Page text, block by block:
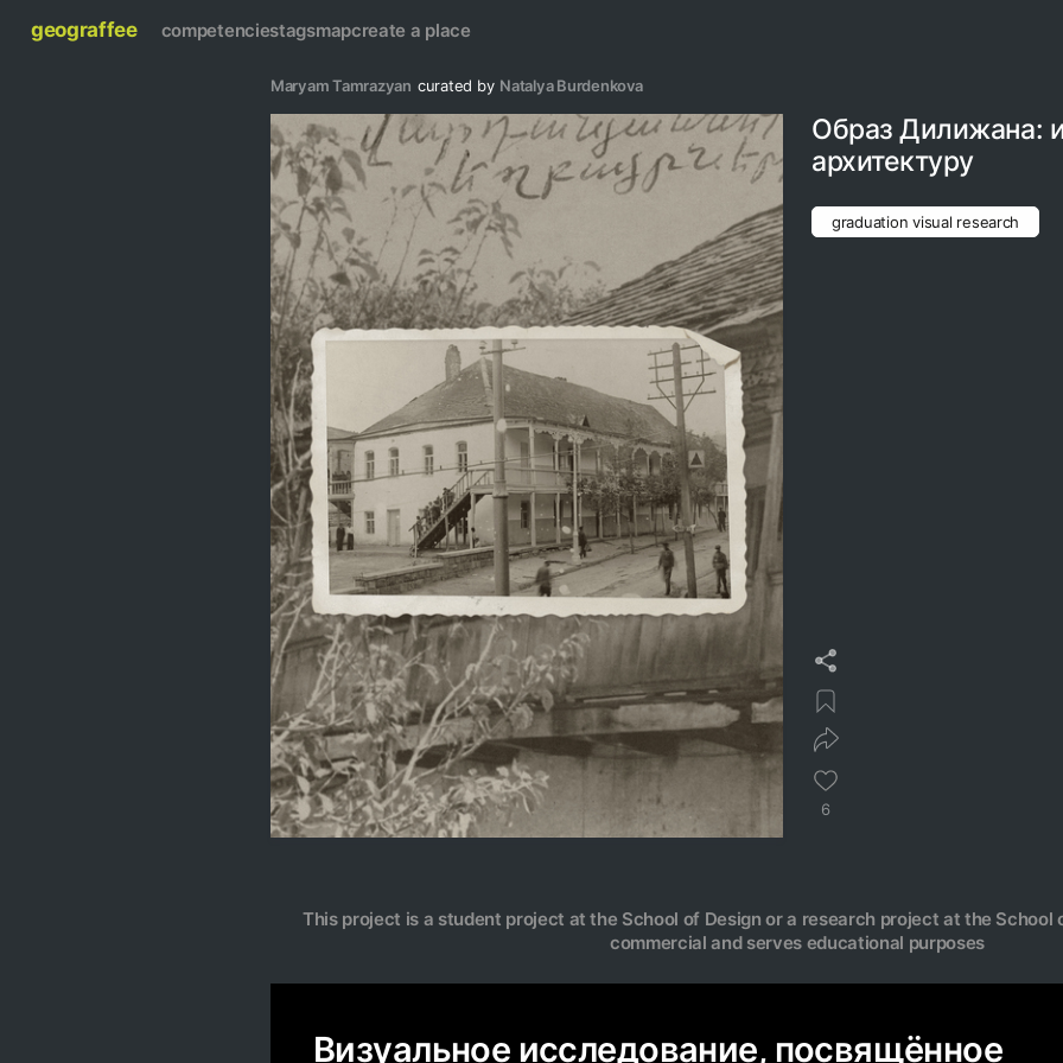
geograffee competenciestagsmapcreate a place
Maryam Tamrazyan curated by Natalya Burdenkova
Образ Дилижана:
архитектуру
graduation visual research
6
This project is a student project at the School of Design or a research project at the School
commercial and serves educational purposes
Визуальное исследование, посвящённое